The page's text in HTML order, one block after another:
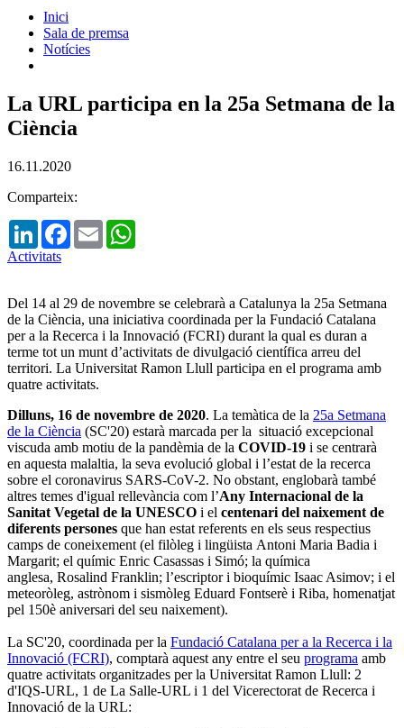
Inici
Sala de premsa
Notícies
La URL participa en la 25a Setmana de la
Ciència
16.11.2020
Comparteix:
LinkedInFacebook
Email
Activitats
Del 14 al 29 de novembre se celebrarà a Catalunya la 25a Setmana
de la Ciència, una iniciativa coordinada per la Fundació Catalana
per a la Recerca i la Innovació (FCRI) durant la qual es duran a
terme tot un munt d’activitats de divulgació científica arreu del
territori. La Universitat Ramon Llull participa en el programa amb
quatre activitats.
Dilluns, 16 de novembre de 2020. La temàtica de la 25a Setmana
de la Ciència (SC'20) estarà marcada per la situació excepcional
viscuda amb motiu de la pandèmia de la COVID-19 i se centrarà
en aquesta malaltia, la seva evolució global i l’estat de la recerca
sobre el coronavirus SARS-CoV-2. No obstant, englobarà també
altres temes d'igual rellevància com l’Any Internacional de la
Sanitat Vegetal de la UNESCO i el centenari del naixement de
diferents persones que han estat referents en els seus respectius
camps de coneixement (el filòleg i lingüista Antoni Maria Badia i
Margarit; el químic Enric Casassas i Simó; la química
anglesa, Rosalind Franklin; l’escriptor i bioquímic Isaac Asimov; i el
meteoròleg, astrònom i sismòleg Eduard Fontserè i Riba, homenatjat
pel 150è aniversari del seu naixement).
La SC'20, coordinada per la Fundació Catalana per a la Recerca i la
Innovació (FCRI), comptarà aquest any entre el seu programa amb
quatre activitats organitzades per la Universitat Ramon Llull: 2
d'IQS-URL, 1 de La Salle-URL i 1 del Vicerectorat de Recerca i
Innovació de la URL: